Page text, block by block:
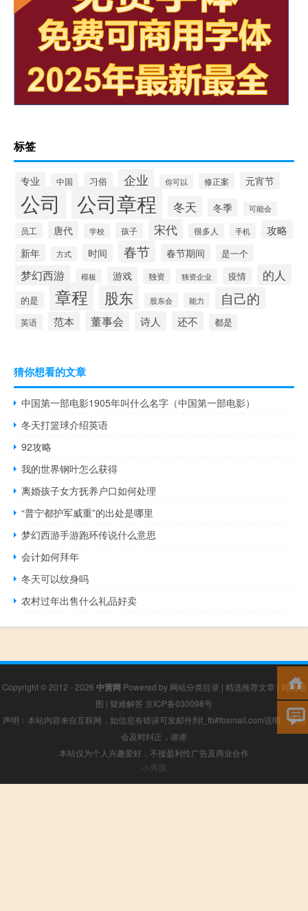
标签
专业 中国 习俗 企业 你可以 修正案 元宵节
公司 公司章程 冬天 冬季 可能会
员工 唐代 学校 孩子 宋代 很多人 手机 攻略
新年 方式 时间 春节 春节期间 是一个
梦幻西游 模板 游戏 独资 独资企业 疫情 的人
的是 章程 股东 股东会 能力 自己的
英语 范本 董事会 诗人 还不 都是
猜你想看的文章
中国第一部电影1905年叫什么名字（中国第一部电影）
冬天打篮球介绍英语
92攻略
我的世界钢叶怎么获得
离婚孩子女方抚养户口如何处理
“普宁都护军威重”的出处是哪里
梦幻西游手游跑环传说什么意思
会计如何拜年
冬天可以纹身吗
农村过年出售什么礼品好卖
Copyright © 2012 - 2026 中营网 Powered by 网站分类目录 | 精选推荐文章 | 网站地
图 | 疑难解答 京ICP备030098号
声明：本站内容来自互联网，如信息有错误可发邮件到f_fb#foxmail.com说明，我们
会及时纠正，谢谢
本站仅为个人兴趣爱好，不接盈利性广告及商业合作
小男孩